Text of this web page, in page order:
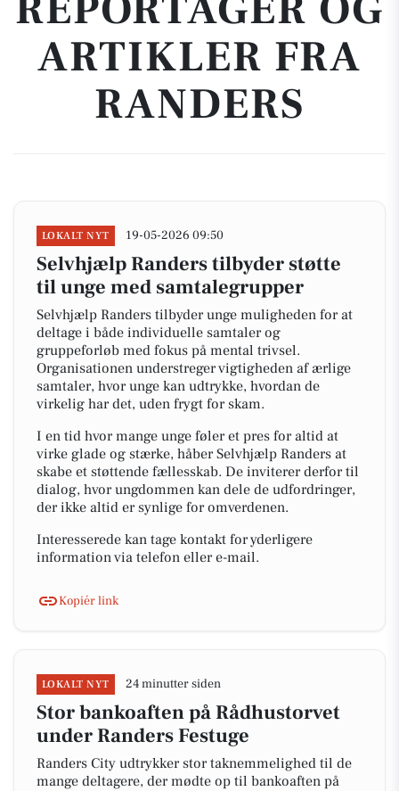
ARTIKLER FRA
RANDERS
LOKALT NYT 19-05-2026 09:50
Selvhjælp Randers tilbyder støtte
til unge med samtalegrupper
Selvhjælp Randers tilbyder unge muligheden for at
deltage i både individuelle samtaler og
gruppeforløb med fokus på mental trivsel.
Organisationen understreger vigtigheden af ærlige
samtaler, hvor unge kan udtrykke, hvordan de
virkelig har det, uden frygt for skam.
I en tid hvor mange unge føler et pres for altid at
virke glade og stærke, håber Selvhjælp Randers at
skabe et støttende fællesskab. De inviterer derfor til
dialog, hvor ungdommen kan dele de udfordringer,
der ikke altid er synlige for omverdenen.
Interesserede kan tage kontakt for yderligere
information via telefon eller e-mail.
Kopiér link
LOKALT NYT 24 minutter siden
Stor bankoaften på Rådhustorvet
under Randers Festuge
Randers City udtrykker stor taknemmelighed til de
mange deltagere, der mødte op til bankoaften på